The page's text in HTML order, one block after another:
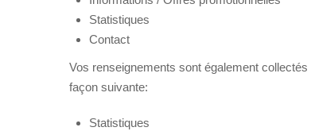
Statistiques
Contact
Vos renseignements sont également
façon suivante:
Statistiques